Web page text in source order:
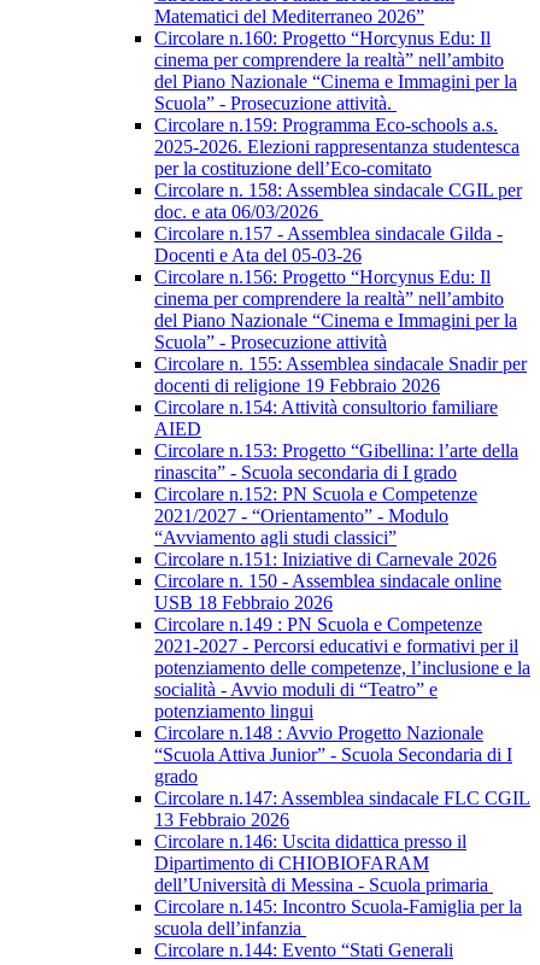
Matematici del Mediterraneo 2026”
Circolare n.160: Progetto “Horcynus Edu: Il
cinema per comprendere la realtà” nell’ambito
del Piano Nazionale “Cinema e Immagini per la
Scuola” - Prosecuzione attività.
Circolare n.159: Programma Eco-schools a.s.
2025-2026. Elezioni rappresentanza studentesca
per la costituzione dell’Eco-comitato
Circolare n. 158: Assemblea sindacale CGIL per
doc. e ata 06/03/2026
Circolare n.157 - Assemblea sindacale Gilda -
Docenti e Ata del 05-03-26
Circolare n.156: Progetto “Horcynus Edu: Il
cinema per comprendere la realtà” nell’ambito
del Piano Nazionale “Cinema e Immagini per la
Scuola” - Prosecuzione attività
Circolare n. 155: Assemblea sindacale Snadir per
docenti di religione 19 Febbraio 2026
Circolare n.154: Attività consultorio familiare
AIED
Circolare n.153: Progetto “Gibellina: l’arte della
rinascita” - Scuola secondaria di I grado
Circolare n.152: PN Scuola e Competenze
2021/2027 - “Orientamento” - Modulo
“Avviamento agli studi classici”
Circolare n.151: Iniziative di Carnevale 2026
Circolare n. 150 - Assemblea sindacale online
USB 18 Febbraio 2026
Circolare n.149 : PN Scuola e Competenze
2021-2027 - Percorsi educativi e formativi per il
potenziamento delle competenze, l’inclusione e la
socialità - Avvio moduli di “Teatro” e
potenziamento lingui
Circolare n.148 : Avvio Progetto Nazionale
“Scuola Attiva Junior” - Scuola Secondaria di I
grado
Circolare n.147: Assemblea sindacale FLC CGIL
13 Febbraio 2026
Circolare n.146: Uscita didattica presso il
Dipartimento di CHIOBIOFARAM
dell’Università di Messina - Scuola primaria
Circolare n.145: Incontro Scuola-Famiglia per la
scuola dell’infanzia
Circolare n.144: Evento “Stati Generali